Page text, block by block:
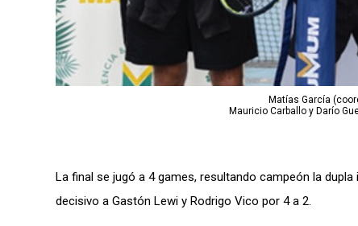
Matías García
Mauricio Carballo y Darío
La final se jugó a 4 games, resultando campeón la
decisivo a Gastón Lewi y Rodrigo Vico por 4 a 2.